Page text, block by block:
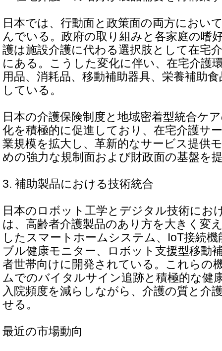
日本では、行動面と政策面の両方におい
んでいる。政府の取り組みと各家庭の嗜
護は施設介護に代わる選択肢として在宅
にある。こうした変化に伴い、在宅介護
用品、消耗品、移動補助器具、栄養補助
している。
日本の介護保険制度と地域密着型統合ケ
化を積極的に促進しており、在宅介護サ
業規模を拡大し、革新的なサービス提供
めの強力な規制面および財政面の基盤を
3. 補助製品における技術統合
日本のロボット工学とデジタル技術にお
は、高齢者介護製品のあり方を大きく変
したスマートホームシステム、IoT接続
ブル健康モニター、ロボット支援型移動
者世帯向けに開発されている。これらの
ムでのバイタルサイン追跡と積極的な健
入院頻度を減らしながら、介護の質と介
せる。
最近の市場動向